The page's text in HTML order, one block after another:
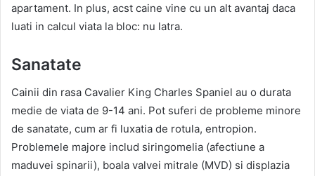
apartament. In plus, acst caine vine cu un alt avantaj daca
luati in calcul viata la bloc: nu latra.
Sanatate
Cainii din rasa Cavalier King Charles Spaniel au o durata
medie de viata de 9-14 ani. Pot suferi de probleme minore
de sanatate, cum ar fi luxatia de rotula, entropion.
Problemele majore includ siringomelia (afectiune a
maduvei spinarii), boala valvei mitrale (MVD) si displazia